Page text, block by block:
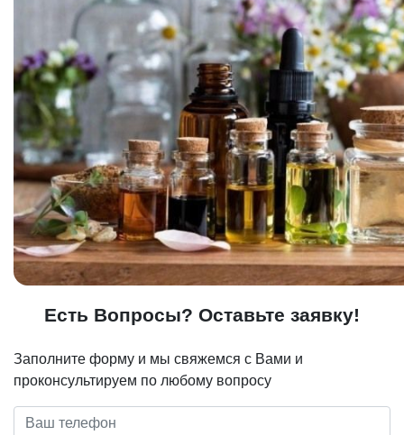
Есть Вопросы? Оставьте заявку!
Заполните форму и мы свяжемся с Вами и
проконсультируем по любому вопросу